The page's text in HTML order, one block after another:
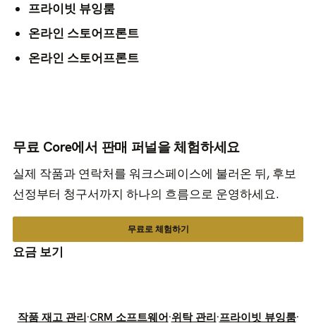
프라이빗 뷰잉룸
온라인 스토어프론트
온라인 스토어프론트
무료 Core에서 판매 퍼널을 체험하세요
실제 작품과 연락처를 워크스페이스에 불러온 뒤, 후보
선정부터 청구서까지 하나의 흐름으로 운영하세요.
무료로 체험하기
요금 보기
작품 재고 관리·CRM 소프트웨어·위탁 관리·프라이빗 뷰잉룸·